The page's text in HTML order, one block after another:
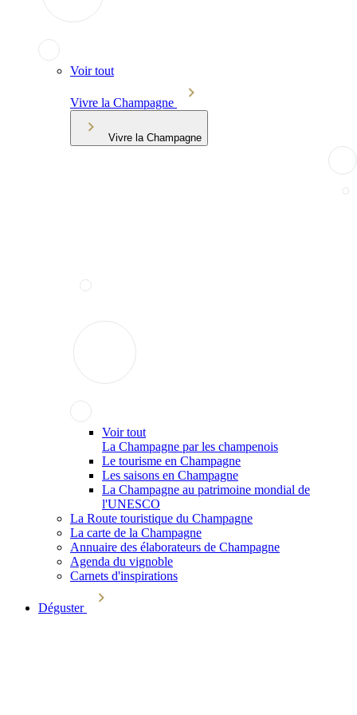
Voir tout
Vivre la Champagne
Vivre la Champagne
Voir tout
La Champagne par les champenois
Le tourisme en Champagne
Les saisons en Champagne
La Champagne au patrimoine mondial de
l'UNESCO
La Route touristique du Champagne
La carte de la Champagne
Annuaire des élaborateurs de Champagne
Agenda du vignoble
Carnets d'inspirations
Déguster